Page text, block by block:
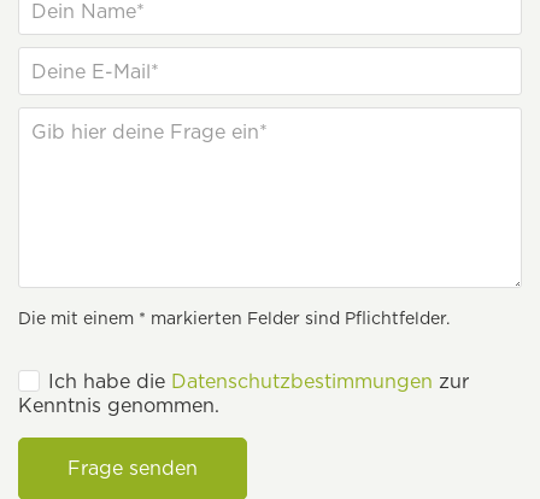
Die mit einem * markierten Felder sind Pflichtfelder.
Ich habe die Datenschutzbestimmungen zur
Kenntnis genommen.
Frage senden